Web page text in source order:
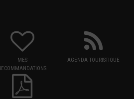
MES
AGENDA TOURISTIQUE